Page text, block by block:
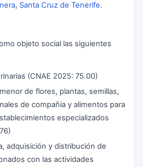
, Santa Cruz de Tenerife.
objeto social las siguientes
(CNAE 2025: 75.00)
de flores, plantas, semillas,
de compañía y alimentos para
especializados
adquisición y distribución de
con las actividades